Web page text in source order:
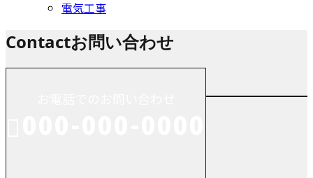
電気工事
Contactお問い合わせ